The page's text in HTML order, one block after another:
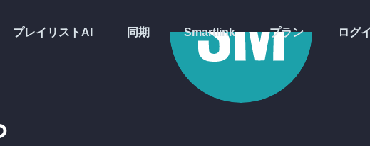
プレイリストAI 同期 Smartlink プラン ログ